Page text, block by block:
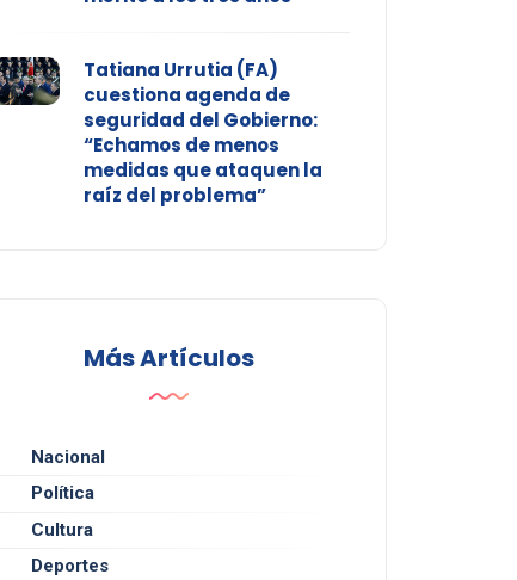
Tatiana Urrutia (FA)
cuestiona agenda de
seguridad del Gobierno:
“Echamos de menos
medidas que ataquen la
raíz del problema”
Más Artículos
Nacional
Política
Cultura
Deportes